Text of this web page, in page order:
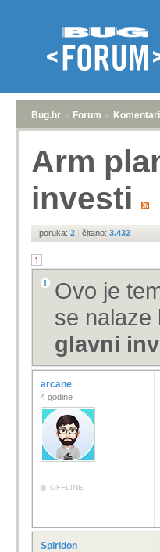
Bug.hr » Forum »
Arm
investi
poruka: 2 | čitano: 3.432
1
Ovo je
se nalaze
glavni
arcane
4 godine
OFFLINE
Spiridon